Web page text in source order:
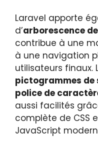
Laravel apporte
d’arborescence
contribue à une
à une navigation
utilisateurs finaux.
pictogrammes de
police de
aussi facilités
complète de CSS
JavaScript